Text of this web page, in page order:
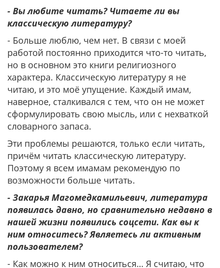
- Вы любите читать? Читаете ли вы
классическую литературу?
- Больше люблю, чем нет. В связи с моей
работой постоянно приходится что-то читать,
но в основном это книги религиозного
характера. Классическую литературу я не
читаю, и это моё упущение. Каждый имам,
наверное, сталкивался с тем, что он не может
сформулировать свою мысль, или с нехваткой
словарного запаса.
Эти проблемы решаются, только если читать,
причём читать классическую литературу.
Поэтому я всем имамам рекомендую по
возможности больше читать.
- Закарья Магомедкамильевич, литература
появилась давно, но сравнительно недавно в
нашей жизни появились соцсети. Как вы к
ним относитесь? Являетесь ли активным
пользователем?
- Как можно к ним относиться… Я считаю, что